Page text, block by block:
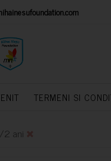
TERMENI SI
2 ani